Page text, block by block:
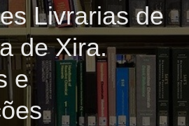
Livrarias de
de Xira.
e